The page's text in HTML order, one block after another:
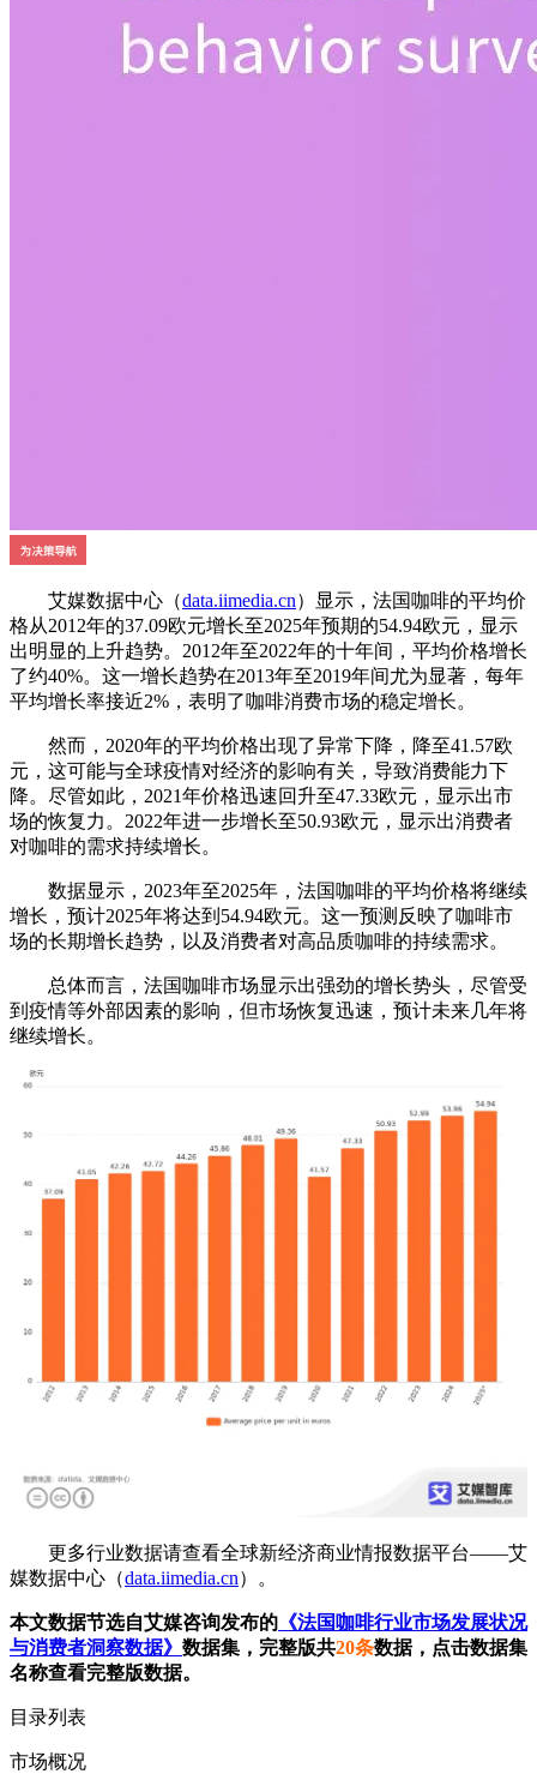
艾媒数据中心（data.iimedia.cn）显示，法国咖啡的平均价
格从2012年的37.09欧元增长至2025年预期的54.94欧元，显示
出明显的上升趋势。2012年至2022年的十年间，平均价格增长
了约40%。这一增长趋势在2013年至2019年间尤为显著，每年
平均增长率接近2%，表明了咖啡消费市场的稳定增长。
然而，2020年的平均价格出现了异常下降，降至41.57欧
元，这可能与全球疫情对经济的影响有关，导致消费能力下
降。尽管如此，2021年价格迅速回升至47.33欧元，显示出市
场的恢复力。2022年进一步增长至50.93欧元，显示出消费者
对咖啡的需求持续增长。
数据显示，2023年至2025年，法国咖啡的平均价格将继续
增长，预计2025年将达到54.94欧元。这一预测反映了咖啡市
场的长期增长趋势，以及消费者对高品质咖啡的持续需求。
总体而言，法国咖啡市场显示出强劲的增长势头，尽管受
到疫情等外部因素的影响，但市场恢复迅速，预计未来几年将
继续增长。
更多行业数据请查看全球新经济商业情报数据平台——艾
媒数据中心（data.iimedia.cn）。
本文数据节选自艾媒咨询发布的 《法国咖啡行业市场发展状况
与消费者洞察数据》 数据集，完整版共20条数据，点击数据集
名称查看完整版数据。
目录列表
市场概况